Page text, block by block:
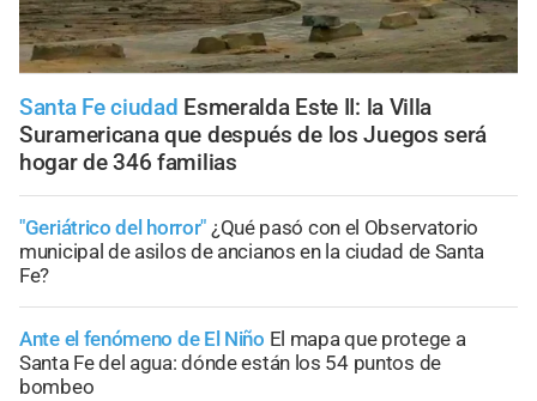
Santa Fe ciudad Esmeralda Este II: la Villa
Suramericana que después de los Juegos será
hogar de 346 familias
"Geriátrico del horror" ¿Qué pasó con el Observatorio
municipal de asilos de ancianos en la ciudad de Santa
Fe?
Ante el fenómeno de El Niño El mapa que protege a
Santa Fe del agua: dónde están los 54 puntos de
bombeo